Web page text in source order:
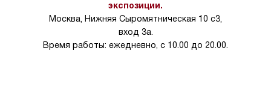
экспозиции.
Москва, Нижняя Сыромятническая 10 с3,
вход 3а.
Время работы: ежедневно, с 10.00 до 20.00.